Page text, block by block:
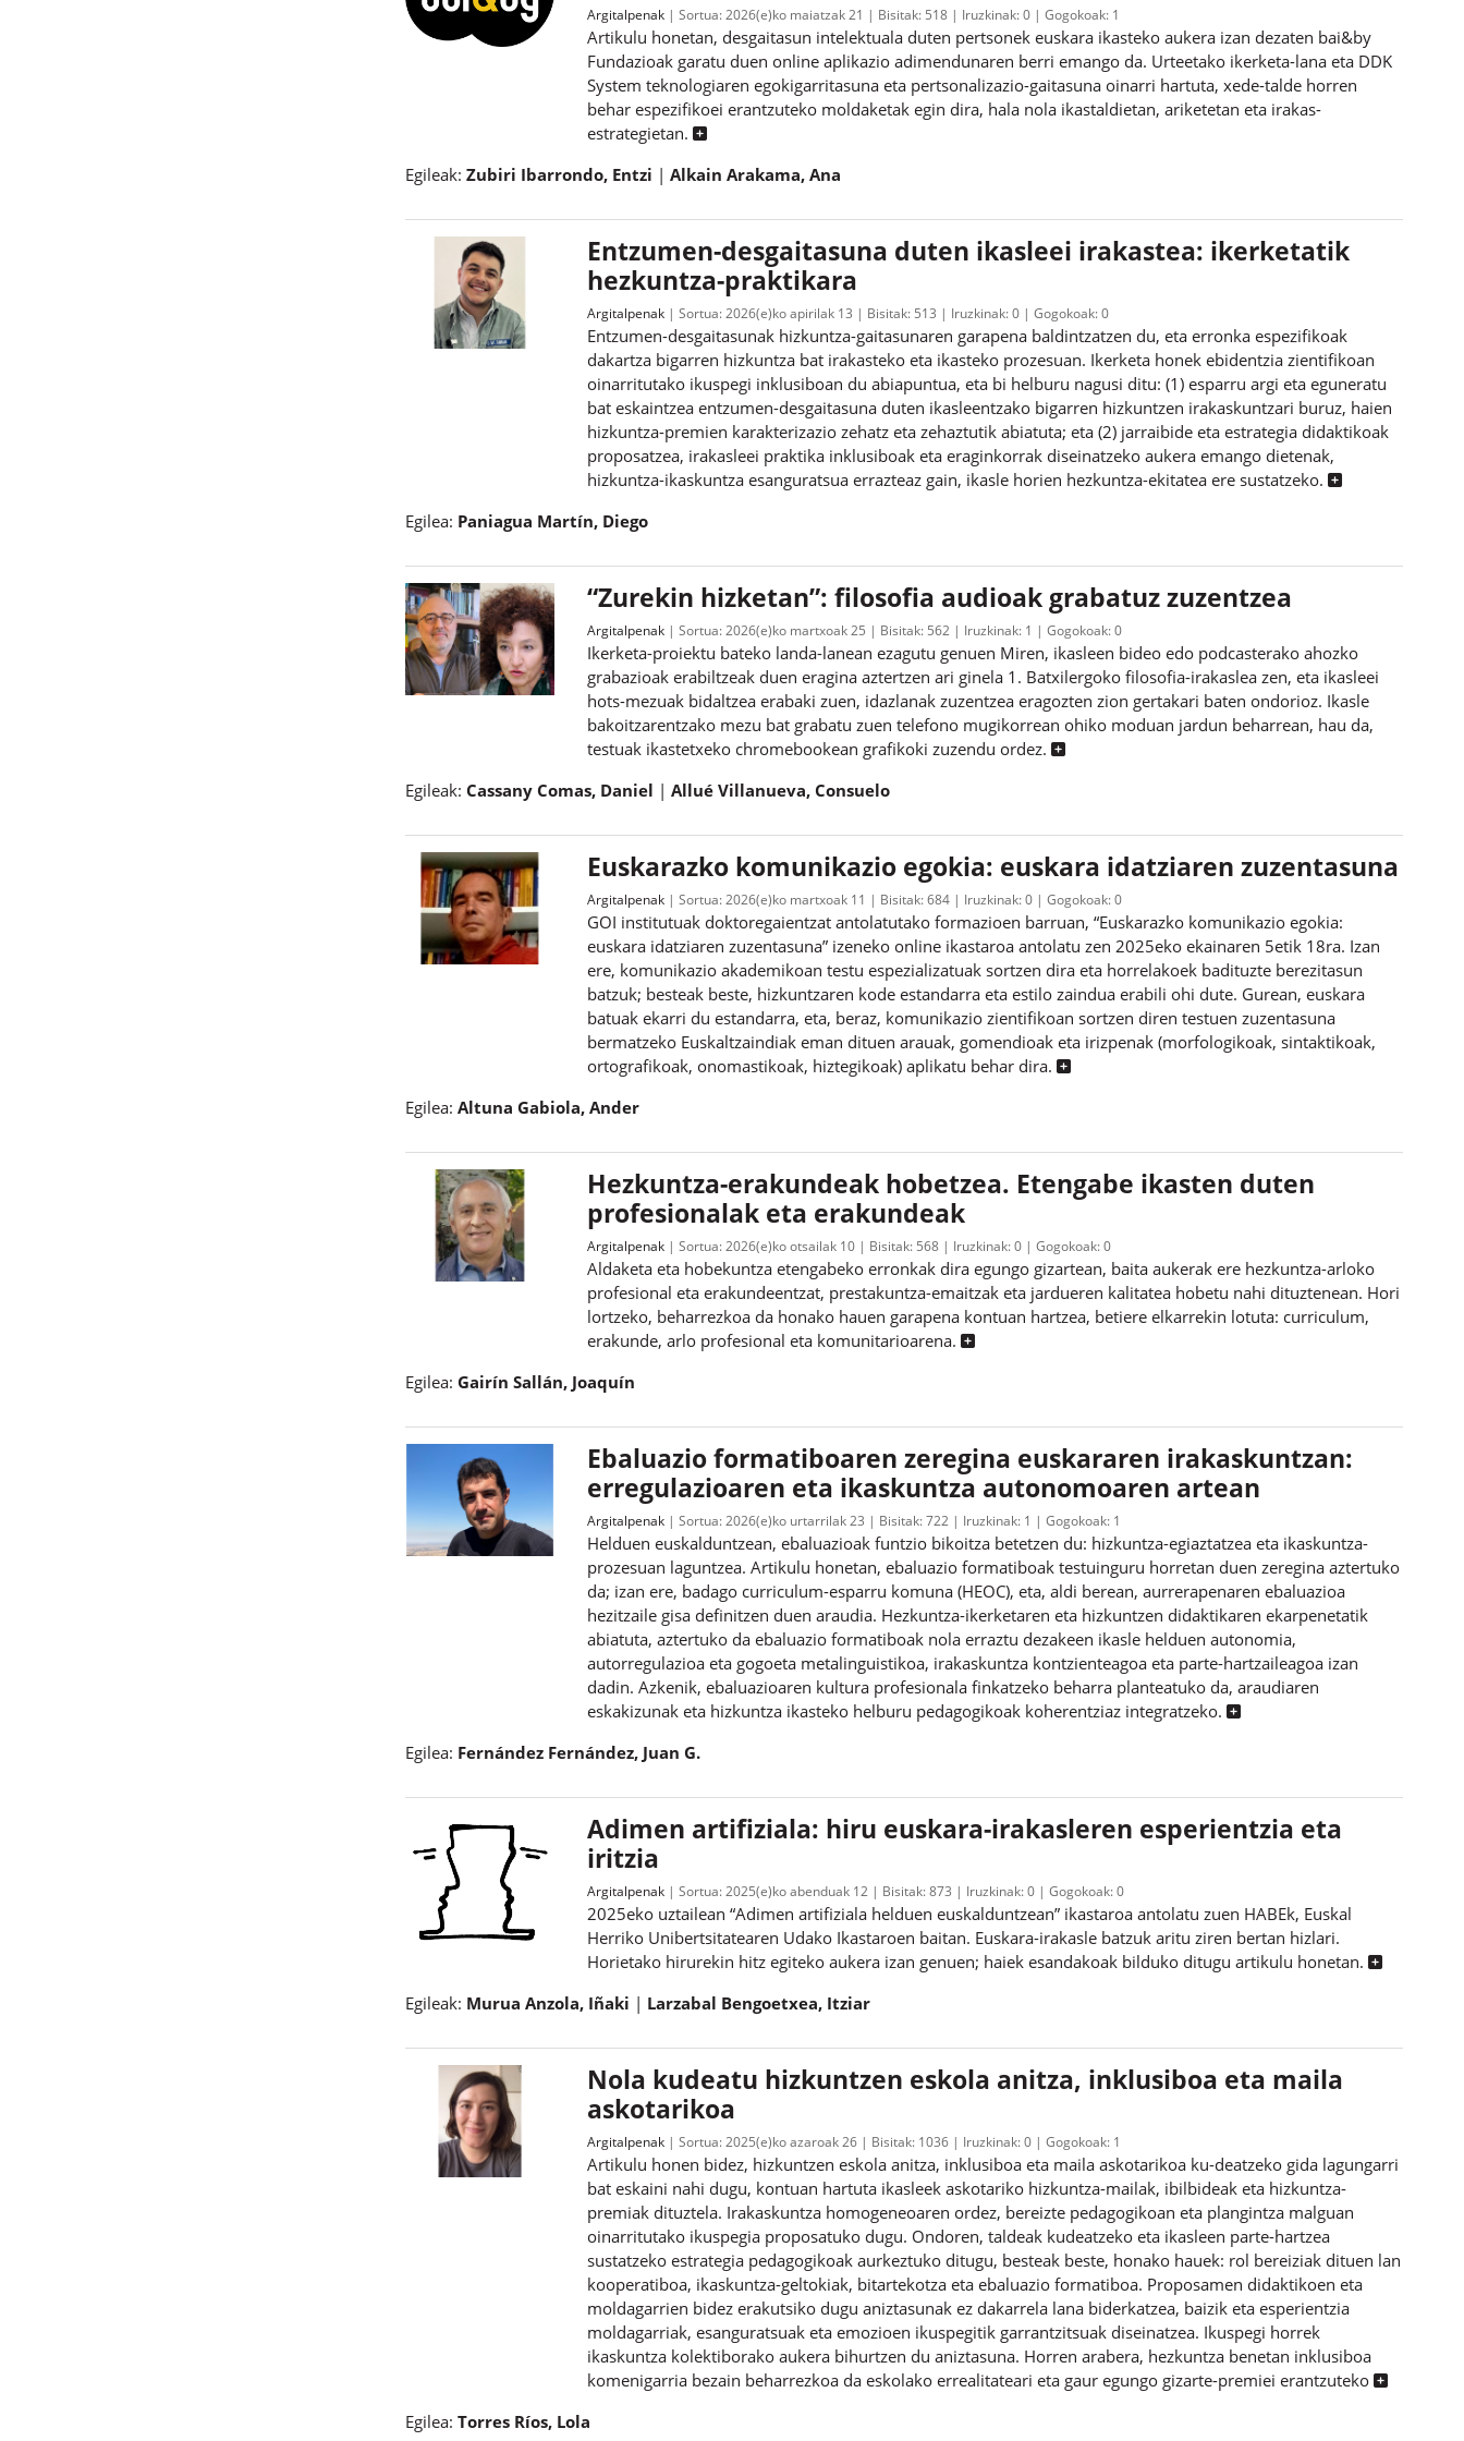
Argitalpenak Sortua:2026(e)ko maiatzak 21 Bisitak: 518 Iruzkinak:0 Gogokoak: 1
Artikulu honetan, desgaitasun intelektuala duten pertsonek euskara ikasteko aukera izan dezaten bai&by
Fundazioak garatu duen online aplikazio adimendunaren berri emango da. Urteetako ikerketa-lana eta DDK
System teknologiaren egokigarritasuna eta pertsonalizazio-gaitasuna oinarri hartuta, xede-talde horren
behar espezifikoei erantzuteko moldaketak egin dira, hala nola ikastaldietan, ariketetan eta irakas-
estrategietan.
Egileak: Zubiri Ibarrondo, Entzi Alkain Arakama, Ana
Entzumen-desgaitasuna duten ikasleei irakastea: ikerketatik
hezkuntza-praktikara
Argitalpenak Sortua:2026(e)ko apirilak 13 Bisitak: 513 Iruzkinak:0 Gogokoak:0
Entzumen-desgaitasunak hizkuntza-gaitasunaren garapena baldintzatzen du, eta erronka espezifikoak
dakartza bigarren hizkuntza bat irakasteko eta ikasteko prozesuan. Ikerketa honek ebidentzia zientifikoan
oinarritutako ikuspegi inklusiboan du abiapuntua, eta bi helburu nagusi ditu: (1) esparru argi eta eguneratu
bat eskaintzea entzumen-desgaitasuna duten ikasleentzako bigarren hizkuntzen irakaskuntzari buruz, haien
hizkuntza-premien karakterizazio zehatz eta zehaztutik abiatuta; eta (2) jarraibide eta estrategia didaktikoak
proposatzea, irakasleei praktika inklusiboak eta eraginkorrak diseinatzeko aukera emango dietenak,
hizkuntza-ikaskuntza esanguratsua errazteaz gain, ikasle horien hezkuntza-ekitatea ere sustatzeko.
Egilea: Paniagua Martín, Diego
“Zurekin hizketan”: filosofia audioak grabatuz zuzentzea
Argitalpenak Sortua:2026(e)ko martxoak 25 Bisitak: 562 Iruzkinak: 1 Gogokoak:0
Ikerketa-proiektu bateko landa-lanean ezagutu genuen Miren, ikasleen bideo edo podcasterako ahozko
grabazioak erabiltzeak duen eragina aztertzen ari ginela 1. Batxilergoko filosofia-irakaslea zen, eta ikasleei
hots-mezuak bidaltzea erabaki zuen, idazlanak zuzentzea eragozten zion gertakari baten ondorioz. Ikasle
bakoitzarentzako mezu bat grabatu zuen telefono mugikorrean ohiko moduan jardun beharrean, hau da,
testuak ikastetxeko chromebookean grafikoki zuzendu ordez.
Egileak: Cassany Comas, Daniel Allué Villanueva, Consuelo
Euskarazko komunikazio egokia: euskara idatziaren zuzentasuna
Argitalpenak Sortua:2026(e)ko martxoak 11 Bisitak:684 Iruzkinak:0 Gogokoak:0
GOI institutuak doktoregaientzat antolatutako formazioen barruan, “Euskarazko komunikazio egokia:
euskara idatziaren zuzentasuna” izeneko online ikastaroa antolatu zen 2025eko ekainaren 5etik 18ra. Izan
ere, komunikazio akademikoan testu espezializatuak sortzen dira eta horrelakoek badituzte berezitasun
batzuk; besteak beste, hizkuntzaren kode estandarra eta estilo zaindua erabili ohi dute. Gurean, euskara
batuak ekarri du estandarra, eta, beraz, komunikazio zientifikoan sortzen diren testuen zuzentasuna
bermatzeko Euskaltzaindiak eman dituen arauak, gomendioak eta irizpenak (morfologikoak, sintaktikoak,
ortografikoak, onomastikoak, hiztegikoak) aplikatu behar dira.
Egilea: Altuna Gabiola, Ander
Hezkuntza-erakundeak hobetzea. Etengabe ikasten duten
profesionalak eta erakundeak
Argitalpenak Sortua:2026(e)ko otsailak 10 Bisitak: 568 Iruzkinak:0 Gogokoak:0
Aldaketa eta hobekuntza etengabeko erronkak dira egungo gizartean, baita aukerak ere hezkuntza-arloko
profesional eta erakundeentzat, prestakuntza-emaitzak eta jardueren kalitatea hobetu nahi dituztenean. Hori
lortzeko, beharrezkoa da honako hauen garapena kontuan hartzea, betiere elkarrekin lotuta: curriculum,
erakunde, arlo profesional eta komunitarioarena.
Egilea: Gairín Sallán, Joaquín
Ebaluazio formatiboaren zeregina euskararen irakaskuntzan:
erregulazioaren eta ikaskuntza autonomoaren artean
Argitalpenak Sortua:2026(e)ko urtarrilak 23 Bisitak:722 Iruzkinak: 1 Gogokoak: 1
Helduen euskalduntzean, ebaluazioak funtzio bikoitza betetzen du: hizkuntza-egiaztatzea eta ikaskuntza-
prozesuan laguntzea. Artikulu honetan, ebaluazio formatiboak testuinguru horretan duen zeregina aztertuko
da; izan ere, badago curriculum-esparru komuna (HEOC), eta, aldi berean, aurrerapenaren ebaluazioa
hezitzaile gisa definitzen duen araudia. Hezkuntza-ikerketaren eta hizkuntzen didaktikaren ekarpenetatik
abiatuta, aztertuko da ebaluazio formatiboak nola erraztu dezakeen ikasle helduen autonomia,
autorregulazioa eta gogoeta metalinguistikoa, irakaskuntza kontzienteagoa eta parte-hartzaileagoa izan
dadin. Azkenik, ebaluazioaren kultura profesionala finkatzeko beharra planteatuko da, araudiaren
eskakizunak eta hizkuntza ikasteko helburu pedagogikoak koherentziaz integratzeko.
Egilea: Fernández Fernández, Juan G.
Adimen artifiziala: hiru euskara-irakasleren esperientzia eta
iritzia
Argitalpenak Sortua:2025(e)ko abenduak 12 Bisitak:873 Iruzkinak:0 Gogokoak:0
2025eko uztailean “Adimen artifiziala helduen euskalduntzean” ikastaroa antolatu zuen HABEk, Euskal
Herriko Unibertsitatearen Udako Ikastaroen baitan. Euskara-irakasle batzuk aritu ziren bertan hizlari.
Horietako hirurekin hitz egiteko aukera izan genuen; haiek esandakoak bilduko ditugu artikulu honetan.
Egileak: Murua Anzola, Iñaki Larzabal Bengoetxea, Itziar
Nola kudeatu hizkuntzen eskola anitza, inklusiboa eta maila
askotarikoa
Argitalpenak Sortua:2025(e)ko azaroak 26 Bisitak: 1036 Iruzkinak:0 Gogokoak: 1
Artikulu honen bidez, hizkuntzen eskola anitza, inklusiboa eta maila askotarikoa ku-deatzeko gida lagungarri
bat eskaini nahi dugu, kontuan hartuta ikasleek askotariko hizkuntza-mailak, ibilbideak eta hizkuntza-
premiak dituztela. Irakaskuntza homogeneoaren ordez, bereizte pedagogikoan eta plangintza malguan
oinarritutako ikuspegia proposatuko dugu. Ondoren, taldeak kudeatzeko eta ikasleen parte-hartzea
sustatzeko estrategia pedagogikoak aurkeztuko ditugu, besteak beste, honako hauek: rol bereiziak dituen lan
kooperatiboa, ikaskuntza-geltokiak, bitartekotza eta ebaluazio formatiboa. Proposamen didaktikoen eta
moldagarrien bidez erakutsiko dugu aniztasunak ez dakarrela lana biderkatzea, baizik eta esperientzia
moldagarriak, esanguratsuak eta emozioen ikuspegitik garrantzitsuak diseinatzea. Ikuspegi horrek
ikaskuntza kolektiborako aukera bihurtzen du aniztasuna. Horren arabera, hezkuntza benetan inklusiboa
komenigarria bezain beharrezkoa da eskolako errealitateari eta gaur egungo gizarte-premiei erantzuteko
Egilea: Torres Ríos, Lola